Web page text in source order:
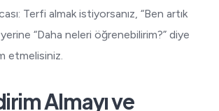
Terfi almak istiyorsanız, “Ben artık
“Daha neleri öğrenebilirim?” diye
etmelisiniz.
Almayı ve